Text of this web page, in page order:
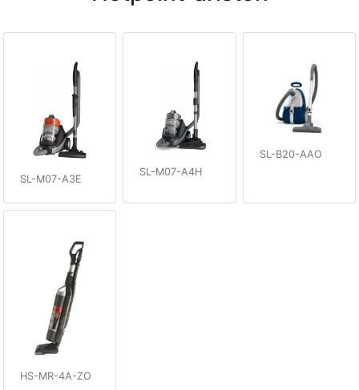
SL-M07-A3E
SL-M07-A4H
SL-B20-AAO
HS-MR-4A-ZO